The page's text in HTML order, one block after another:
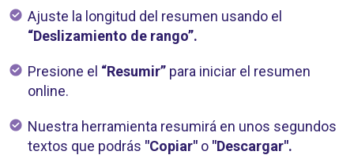
Ajuste la longitud del resumen usando el
“Deslizamiento de rango”.
Presione el “Resumir” para iniciar el resumen
online.
Nuestra herramienta resumirá en unos segundos
textos que podrás "Copiar" o "Descargar".